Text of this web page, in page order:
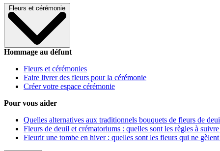
Fleurs et cérémonie
Hommage au défunt
Fleurs et cérémonies
Faire livrer des fleurs pour la cérémonie
Créer votre espace cérémonie
Pour vous aider
Quelles alternatives aux traditionnels bouquets de fleurs de
Fleurs de deuil et crématoriums : quelles sont les règles à
Fleurir une tombe en hiver : quelles sont les fleurs qui ne gèlent